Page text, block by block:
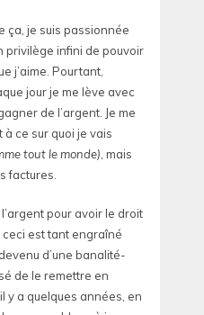
ça, je suis passionnée
privilège infini de pouvoir
j’aime. Pourtant,
jour je me lève avec
de l’argent. Je me
ce sur quoi je vais
tout le monde) , mais
factures.
pour avoir le droit
est tant engraîné
d’une banalité-
de le remettre en
y a quelques années, en